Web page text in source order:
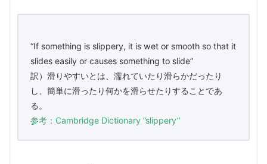
“If something is slippery, it is wet or smooth so that it
slides easily or causes something to slide”
訳）滑りやすいとは、濡れていたり滑らかだったり
し、簡単に滑ったり何かを滑らせたりすることであ
る。
参考：Cambridge Dictionary ”slippery”